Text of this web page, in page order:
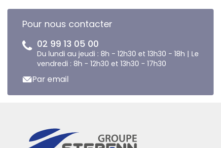
Pour nous contacter
02 99 13 05 00
Du lundi au jeudi : 8h - 12h30 et 13h30 - 18h | Le
vendredi : 8h - 12h30 et 13h30 - 17h30
Par email